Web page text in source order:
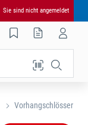
Sie sind nicht angemeldet
Vorhangschlösser